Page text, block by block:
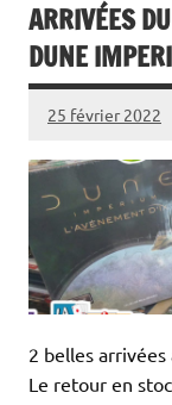
ARRIVÉES
DUNE
25 février 2022
2 belles arrivées
Le retour en